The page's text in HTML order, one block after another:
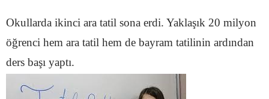
Okullarda ikinci ara tatil sona erdi. Yaklaşık 20 milyon
öğrenci hem ara tatil hem de bayram tatilinin ardından
ders başı yaptı.